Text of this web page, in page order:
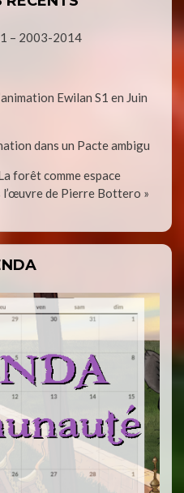
– 2003-2014
Ewilan S1 en Juin
dans un Pacte ambigu
forêt comme espace
de Pierre Bottero »